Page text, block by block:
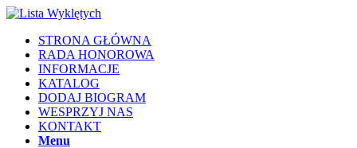
STRONA GŁÓWNA
RADA HONOROWA
INFORMACJE
KATALOG
DODAJ BIOGRAM
WESPRZYJ NAS
KONTAKT
Menu